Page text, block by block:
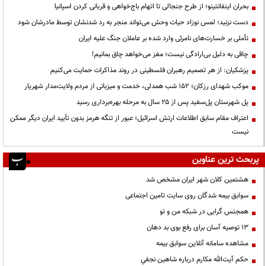
بحران اینفانتینو؛ از طرح جنجالی تا اتهام باج‌خواهی و قربانی کردن اسپانیا
دست نزنید؛ لمس نوزاد حیات وحش می‌تواند منجر به رد شدنشان توسط مادرشان شود
تأملی بر خسارت‌های نامرئی وارد شده بر عاملان جنگ علیه ایران
چاقی به دلیل بی‌ارادگی نیست؛ مغز می‌خواهد چاق بمانیم!
پزشکیان: از هر تصمیم رهبران فلسطینی در روند مذاکرات حمایت می‌کنیم
موکب شهدای رزکان؛ ۱۵۲ شب همدلی، خدمت و میزبانی از مردم ولایت‌مدار شهریار
پل شهرستان پل‌سفید پس از ۲۵ سال به مرحله بهره‌برداری رسید
اعتراف مقام سابق اطلاعات ارتش اسرائیل؛ عبور از تنگه هرمز بدون تأیید ایران دیگر ممکن
نیست
پربحث ترین عناوین
هشتمین کلان شهر ایران مشخص شد
سوابق بیمه شدگان روی سایت تامین اجتماعی
همجنس گرایی در شبکه من و تو
13 توصیه آسان برای رفع بوی بد دهان
مشاهده سامانه آنلاين سوابق بیمه
حكم آيت‌الله مكارم درباره شاهين نجفي